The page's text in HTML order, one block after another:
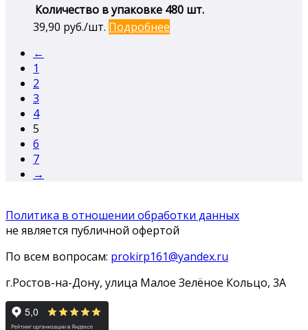
Количество в упаковке 480 шт.
39,90 руб./шт. Подробнее
←
1
2
3
4
5
6
7
→
Политика в отношении обработки данных
не является публичной офертой
По всем вопросам: prokirp161@yandex.ru
г.Ростов-на-Дону, улица Малое Зелёное Кольцо, 3А